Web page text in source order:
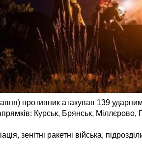
противник атакував 139
Курськ, Брянськ,
зенітні ракетні війська,